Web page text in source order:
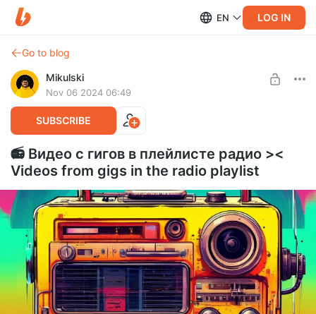
EN LOG IN
Go to blog
Mikulski
Nov 06 2024 06:49
SUBSCRIBE
📻 Видео с гигов в плейлисте радио ><
Videos from gigs in the radio playlist